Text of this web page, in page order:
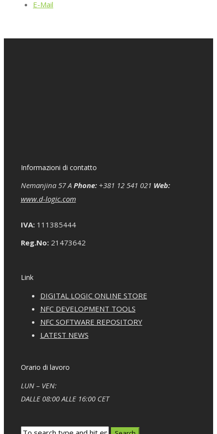
E-Mail
Informazioni di contatto
Nemanjina 57 A Phone:+381 12 541 021 Web:
www.d-logic.com
IVA:111385444
Reg.No:21473642
Link
DIGITAL LOGIC ONLINE STORE
NFC DEVELOPMENT TOOLS
NFC SOFTWARE REPOSITORY
LATEST NEWS
Orario di lavoro
LUN – VEN:
DALLE 08:00 ALLE 16:00 CET